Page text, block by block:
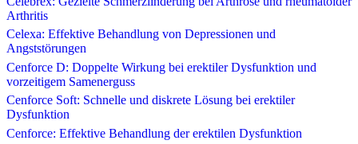
Arthritis
Celexa: Effektive Behandlung von Depressionen und
Angststörungen
Cenforce D: Doppelte Wirkung bei erektiler Dysfunktion und
vorzeitigem Samenerguss
Cenforce Soft: Schnelle und diskrete Lösung bei erektiler
Dysfunktion
Cenforce: Effektive Behandlung der erektilen Dysfunktion